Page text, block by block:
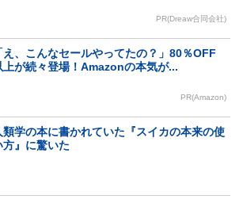
PR(Dreaw合同会社)
え、こんなセールやってたの？」80％OFF
上が続々登場！Amazonの本気が...
PR(Amazon)
類学の本に書かれていた『スイカの本来の使
方』に驚いた